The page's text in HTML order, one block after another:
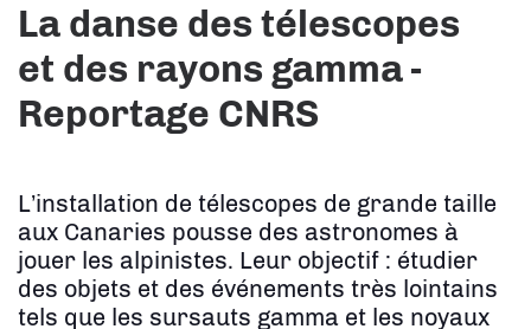
La danse des télescopes
et des rayons gamma -
Reportage CNRS
L’installation de télescopes de grande taille
aux Canaries pousse des astronomes à
jouer les alpinistes. Leur objectif : étudier
des objets et des événements très lointains
tels que les sursauts gamma et les noyaux